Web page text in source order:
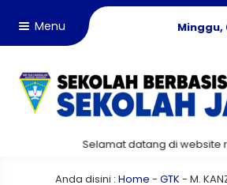
Menu Minggu,
Selamat datang di website
Anda disini : Home - GTK - M.